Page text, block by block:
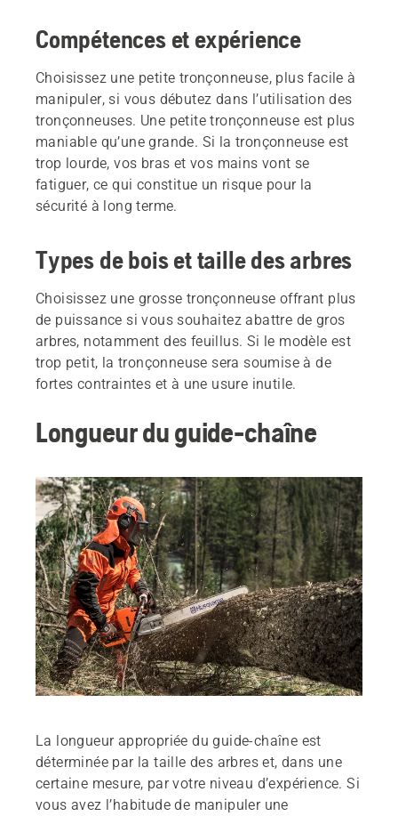
Compétences et expérience
Choisissez une petite tronçonneuse, plus facile à
manipuler, si vous débutez dans l’utilisation des
tronçonneuses. Une petite tronçonneuse est plus
maniable qu’une grande. Si la tronçonneuse est
trop lourde, vos bras et vos mains vont se
fatiguer, ce qui constitue un risque pour la
sécurité à long terme.
Types de bois et taille des arbres
Choisissez une grosse tronçonneuse offrant plus
de puissance si vous souhaitez abattre de gros
arbres, notamment des feuillus. Si le modèle est
trop petit, la tronçonneuse sera soumise à de
fortes contraintes et à une usure inutile.
Longueur du guide-chaîne
La longueur appropriée du guide-chaîne est
déterminée par la taille des arbres et, dans une
certaine mesure, par votre niveau d’expérience. Si
vous avez l’habitude de manipuler une